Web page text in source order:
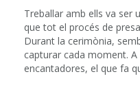
Treballar amb ells va ser
que tot el procés de
Durant la cerimònia,
capturar cada moment.
encantadores, el que fa